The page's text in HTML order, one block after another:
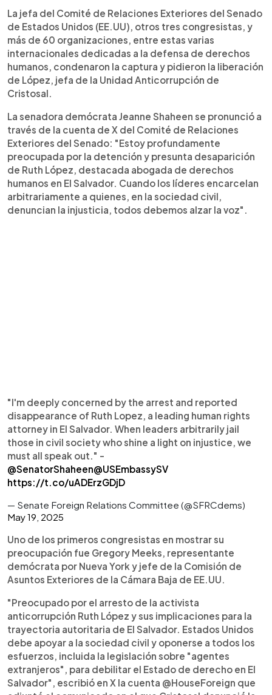
La jefa del Comité de Relaciones Exteriores del Senado
de Estados Unidos (EE.UU), otros tres congresistas, y
más de 60 organizaciones, entre estas varias
internacionales dedicadas a la defensa de derechos
humanos, condenaron la captura y pidieron la liberación
de López, jefa de la Unidad Anticorrupción de
Cristosal.
La senadora demócrata Jeanne Shaheen se pronunció a
través de la cuenta de X del Comité de Relaciones
Exteriores del Senado: "Estoy profundamente
preocupada por la detención y presunta desaparición
de Ruth López, destacada abogada de derechos
humanos en El Salvador. Cuando los líderes encarcelan
arbitrariamente a quienes, en la sociedad civil,
denuncian la injusticia, todos debemos alzar la voz".
"I'm deeply concerned by the arrest and reported
disappearance of Ruth Lopez, a leading human rights
attorney in El Salvador. When leaders arbitrarily jail
those in civil society who shine a light on injustice, we
must all speak out." -
@SenatorShaheen@USEmbassySV
https://t.co/uADErzGDjD
— Senate Foreign Relations Committee (@SFRCdems)
May 19, 2025
Uno de los primeros congresistas en mostrar su
preocupación fue Gregory Meeks, representante
demócrata por Nueva York y jefe de la Comisión de
Asuntos Exteriores de la Cámara Baja de EE.UU.
"Preocupado por el arresto de la activista
anticorrupción Ruth López y sus implicaciones para la
trayectoria autoritaria de El Salvador. Estados Unidos
debe apoyar a la sociedad civil y oponerse a todos los
esfuerzos, incluida la legislación sobre "agentes
extranjeros", para debilitar el Estado de derecho en El
Salvador", escribió en X la cuenta @HouseForeign que